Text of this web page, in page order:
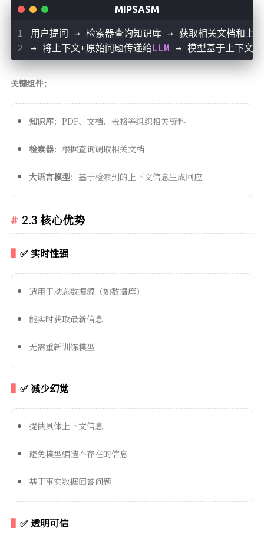
用户提问 → 检索器查询知识库 → 获取相关文档和上
→ 将上下文+原始问题传递给LLM → 模型基于上下文
关键组件：
知识库：PDF、文档、表格等组织相关资料
检索器：根据查询调取相关文档
大语言模型：基于检索到的上下文信息生成回应
2.3 核心优势
✅ 实时性强
适用于动态数据源（如数据库）
能实时获取最新信息
无需重新训练模型
✅ 减少幻觉
提供具体上下文信息
避免模型编造不存在的信息
基于事实数据回答问题
✅ 透明可信